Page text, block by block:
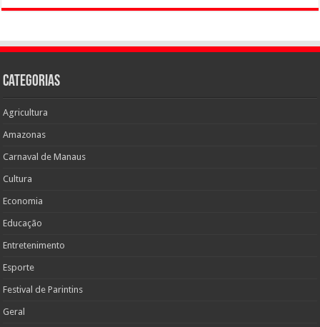
Categorias
Agricultura
Amazonas
Carnaval de Manaus
Cultura
Economia
Educação
Entretenimento
Esporte
Festival de Parintins
Geral